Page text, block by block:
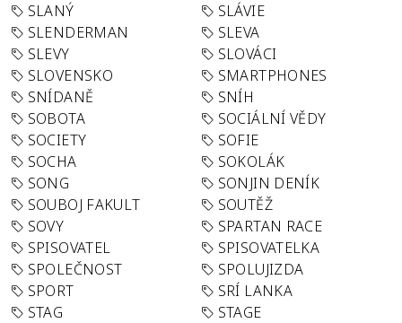
SLANÝ
SLÁVIE
SLENDERMAN
SLEVA
SLEVY
SLOVÁCI
SLOVENSKO
SMARTPHONES
SNÍDANĚ
SNÍH
SOBOTA
SOCIÁLNÍ VĚDY
SOCIETY
SOFIE
SOCHA
SOKOLÁK
SONG
SONJIN DENÍK
SOUBOJ FAKULT
SOUTĚŽ
SOVY
SPARTAN RACE
SPISOVATEL
SPISOVATELKA
SPOLEČNOST
SPOLUJIZDA
SPORT
SRÍ LANKA
STAG
STAGE